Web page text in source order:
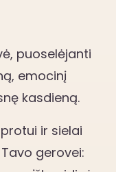
puoselėjanti
emocinį
kasdieną.
ir sielai
gerovei: